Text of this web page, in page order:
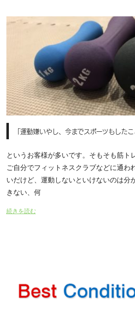
「運動嫌いやし、今までスポーツもしたこ
というお客様が多いです。そもそも筋ト
ご自分でフィットネスクラブなどに通わ
いだけど、運動しないといけないのは分
きない、何
続きを読む